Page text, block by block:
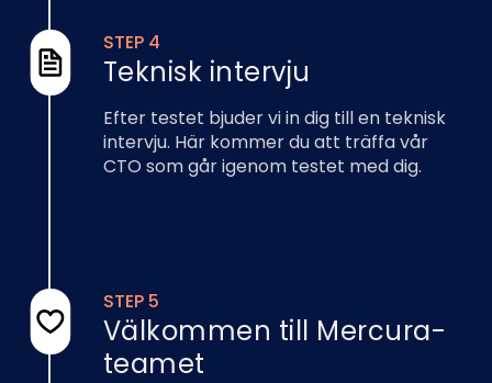
STEP 4
Teknisk intervju
Efter testet bjuder vi in dig till en teknisk
intervju. Här kommer du att träffa vår
CTO som går igenom testet med dig.
STEP 5
Välkommen till Mercura-
teamet